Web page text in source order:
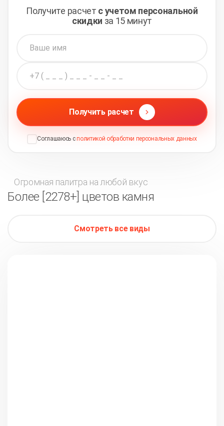
Получите расчет с учетом персональной
скидки за 15 минут
Получить расчет
Соглашаюсь сполитикой обработки персональных данных
Огромная палитра на любой вкус
Более [2278+] цветов камня
Смотреть все виды